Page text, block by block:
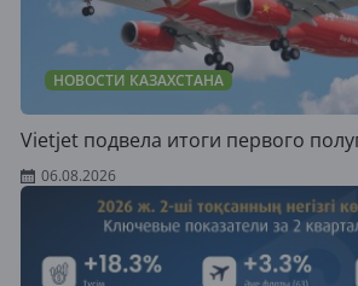
НОВОСТИ КАЗАХСТАНА
Vietjet подвела итоги первого
06.08.2026